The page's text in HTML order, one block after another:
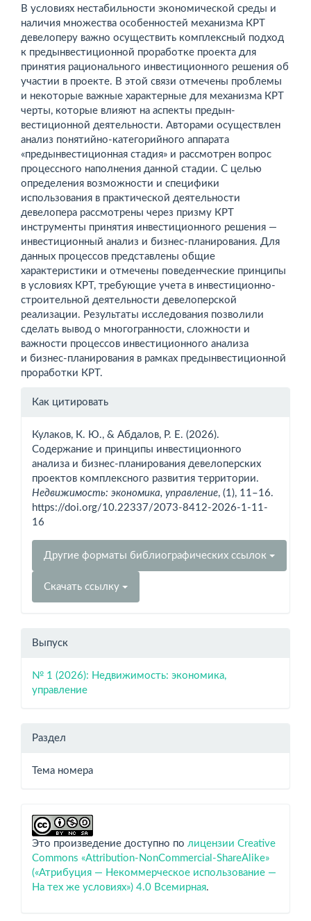
В условиях нестабильности экономической среды и
наличия множества особенностей механизма КРТ
девелоперу важно осуществить комплексный подход
к предынвестиционной проработке проекта для
принятия рационального инвестиционного решения об
участии в проекте. В этой связи отмечены проблемы
и некоторые важные характерные для механизма КРТ
черты, которые влияют на аспекты предын­
вестиционной деятельности. Авторами осуществлен
анализ понятийно-категорийного аппарата
«предынвестиционная стадия» и рассмотрен вопрос
процессного наполнения данной стадии. С целью
определения возможности и специфики
использования в практической деятельности
девелопера рассмотрены через призму КРТ
инструменты принятия инвестиционного решения —
инвестиционный анализ и бизнес-планирования. Для
данных процессов представлены общие
характеристики и отмечены поведенческие принципы
в условиях КРТ, требующие учета в инвестиционно-
строительной деятельности девелоперской
реализации. Результаты исследования позволили
сделать вывод о много­гранности, сложности и
важности процессов инвестиционного анализа
и бизнес-планирования в рамках предын­вестиционной
проработки КРТ.
Информация
Как цитировать
Кулаков, К. Ю., & Абдалов, Р. Е. (2026).
Содержание и принципы инвестиционного
анализа и бизнес-планирования девелоперских
проектов комплексного развития территории.
Недвижимость: экономика, управление, (1), 11–16.
https://doi.org/10.22337/2073-8412-2026-1-11-
16
Другие форматы библиографических ссылок
Скачать ссылку
Выпуск
№ 1 (2026): Недвижимость: экономика,
управление
Раздел
Тема номера
Это произведение доступно по лицензии Creative
Commons «Attribution-NonCommercial-ShareAlike»
(«Атрибуция — Некоммерческое использование —
На тех же условиях») 4.0 Всемирная.